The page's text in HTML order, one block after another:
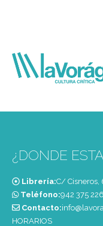
¿DONDE
Librería:C/ Cisneros,
Teléfono:‭942 375 226‬
Contacto:
HORARIOS